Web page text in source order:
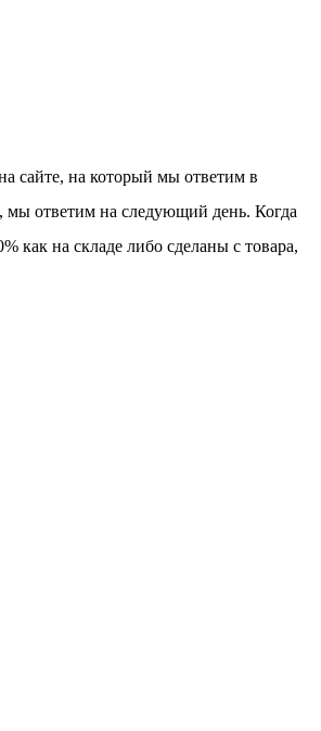
сайте, на который мы ответим в
мы ответим на следующий день. Когда
как на складе либо сделаны с товара,